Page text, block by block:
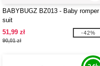
BABYBUGZ BZ013 - Baby romper
suit
51,99 zł
90,01 zł
-42%